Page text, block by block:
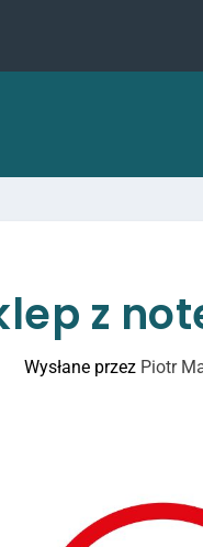
z
Wysłane przez Piotr